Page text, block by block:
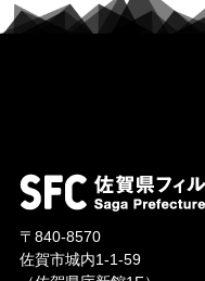
〒840-8570
佐賀市城内1-1-59